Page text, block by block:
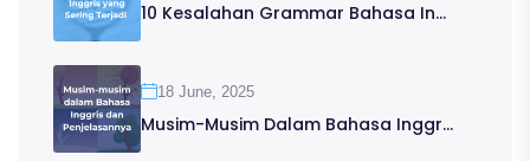
10 Kesalahan Grammar Bahasa In...
18 June, 2025
Musim-Musim Dalam Bahasa Inggr...